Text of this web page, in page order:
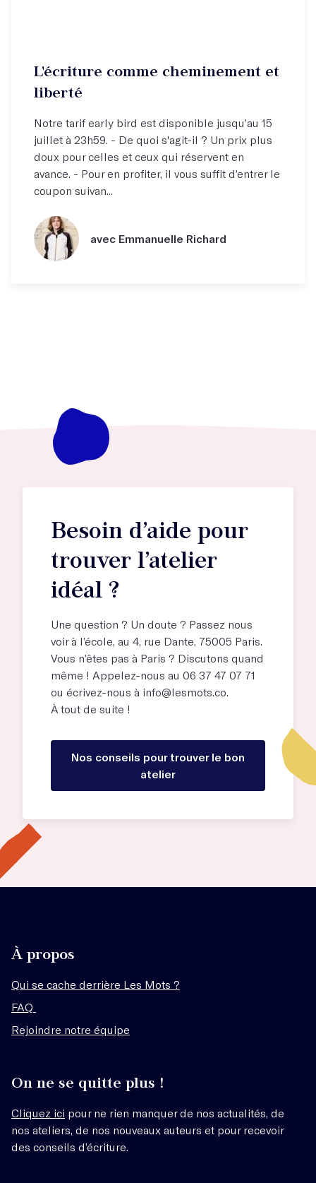
L'écriture comme cheminement et
liberté
Notre tarif early bird est disponible jusqu’au 15
juillet à 23h59. - De quoi s'agit-il ? Un prix plus
doux pour celles et ceux qui réservent en
avance. - Pour en profiter, il vous suffit d’entrer le
coupon suivan...
avec Emmanuelle Richard
Besoin d’aide pour
trouver l’atelier
idéal ?
Une question ? Un doute ? Passez nous
voir à l’école, au 4, rue Dante, 75005 Paris.
Vous n’êtes pas à Paris ? Discutons quand
même ! Appelez-nous au 06 37 47 07 71
ou écrivez-nous à info@lesmots.co.
À tout de suite !
Nos conseils pour trouver le bon
atelier
À propos
Qui se cache derrière Les Mots ?
FAQ
Rejoindre notre équipe
On ne se quitte plus !
Cliquez ici pour ne rien manquer de nos actualités, de
nos ateliers, de nos nouveaux auteurs et pour recevoir
des conseils d’écriture.